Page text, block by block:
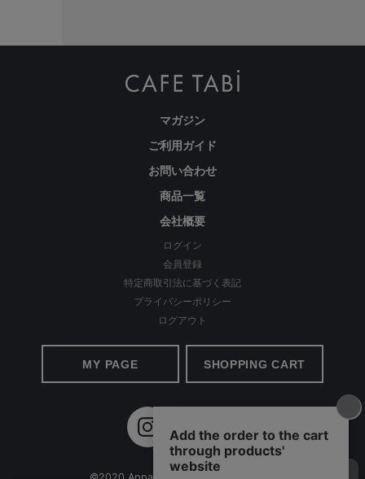
色違いや類似商品のご案内をさせていただければと思います。
商品画像は撮影環境、またご利用のPC環境等により実物と異なって見
・脱水後は形を整えて吊り干しをしてください。
・着用時に強い摩擦を受けたり、汗や雨で湿った場合は、摩擦により
万が一、他のものに移った場合は、早めに洗濯してください。
・この商品は、強い日光（または照明）を長時間受けますと変色する
サイズについて
・手作業の工程があるため製造上の個体差や生産時期・製造ロットの
違いによって、多少の差異が生じる場合がございます。
・サイズ表に記載している寸法に対し±数cmほど製造上の個体差が生
じることがございます。
マガジン
ご利用ガイド
お問い合わせ
商品一覧
会社概要
ログイン
会員登録
特定商取引法に基づく表記
プライバシーポリシー
ログアウト
MY PAGE SHOPPING CART